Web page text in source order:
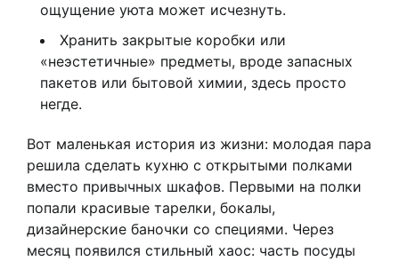
ощущение уюта может исчезнуть.
Хранить закрытые коробки или
«неэстетичные» предметы, вроде запасных
пакетов или бытовой химии, здесь просто
негде.
Вот маленькая история из жизни: молодая пара
решила сделать кухню с открытыми полками
вместо привычных шкафов. Первыми на полки
попали красивые тарелки, бокалы,
дизайнерские баночки со специями. Через
месяц появился стильный хаос: часть посуды